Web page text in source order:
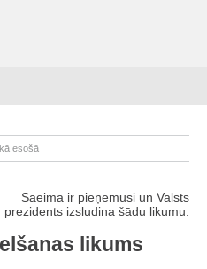
esošā
Saeima ir pieņēmusi un Valsts
prezidents izsludina šādu likumu:
likums